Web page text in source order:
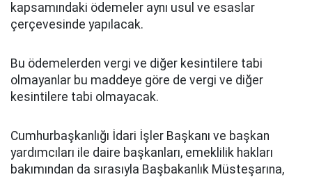
kapsamındaki ödemeler aynı usul ve esaslar
çerçevesinde yapılacak.
Bu ödemelerden vergi ve diğer kesintilere tabi
olmayanlar bu maddeye göre de vergi ve diğer
kesintilere tabi olmayacak.
Cumhurbaşkanlığı İdari İşler Başkanı ve başkan
yardımcıları ile daire başkanları, emeklilik hakları
bakımından da sırasıyla Başbakanlık Müsteşarına,